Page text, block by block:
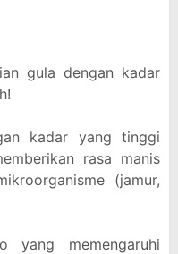
gula dengan kadar
kadar yang tinggi
rasa manis
(jamur,
yang memengaruhi